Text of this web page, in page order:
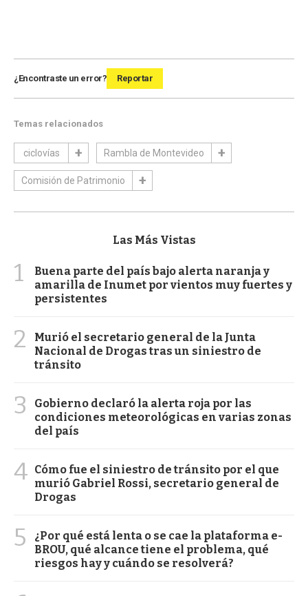
¿Encontraste un error? Reportar
Temas relacionados
ciclovías Rambla de Montevideo
Comisión de Patrimonio
Las Más Vistas
1
Buena parte del país bajo alerta naranja y
amarilla de Inumet por vientos muy fuertes y
persistentes
2
Murió el secretario general de la Junta
Nacional de Drogas tras un siniestro de
tránsito
3
Gobierno declaró la alerta roja por las
condiciones meteorológicas en varias zonas
del país
4 Cómo fue el siniestro de tránsito por el que
murió Gabriel Rossi, secretario general de
Drogas
5
¿Por qué está lenta o se cae la plataforma e-
BROU, qué alcance tiene el problema, qué
riesgos hay y cuándo se resolverá?